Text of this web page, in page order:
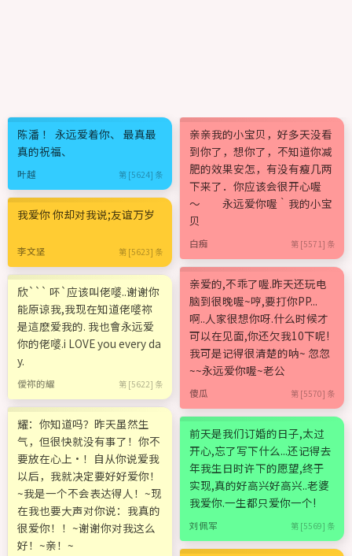
陈潘 ！ 永远爱着你、 最真最
真的祝福、
叶越 第 [5624] 条
我爱你 你却对我说;友谊万岁
李文坚 第 [5623] 条
欣``` 吥`应该叫佬嘙..谢谢你
能原谅我,我现在知道佬嘙祢
是這麽爱我的. 我也會永远爱
你的佬嘙.i LOVE you every da
y.
僾祢的耀 第 [5622] 条
耀：你知道吗？昨天虽然生
气，但很快就没有事了！你不
要放在心上·！自从你说爱我
以后，我就决定要好好爱你！
~我是一个不会表达得人！~现
在我也要大声对你说：我真的
很爱你！！~谢谢你对我这么
好！~亲！~
亲亲我的小宝贝，好多天没看
到你了，想你了，不知道你减
肥的效果安怎，有没有瘦几两
下来了．你应该会很开心喔
～ 永远爱你喔｀我的小宝
贝
白痴 第 [5571] 条
亲爱的,不乖了喔.昨天还玩电
脑到很晚喔~哼,要打你PP...
啊..人家很想你呀.什么时候才
可以在见面,你还欠我10下呢!
我可是记得很清楚的呐~ 忽忽
~~永远爱你喔~老公
傻瓜 第 [5570] 条
前天是我们订婚的日子,太过
开心,忘了写下什么...还记得去
年我生日时许下的愿望,终于
实现,真的好高兴好高兴..老婆
我爱你.一生都只爱你一个!
刘佩军 第 [5569] 条